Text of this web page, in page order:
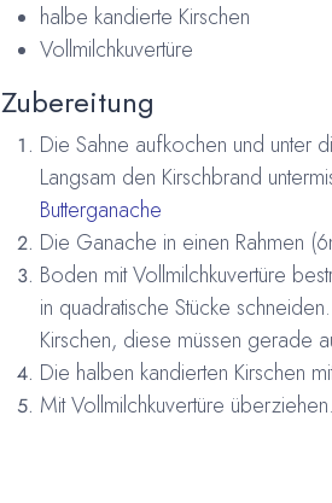
halbe kandierte Kirschen
Vollmilchkuvertüre
Zubereitung
Die Sahne aufkochen und unter
Langsam den Kirschbrand
Butterganache
Die Ganache in einen Rahmen
Boden mit Vollmilchkuvertüre
in quadratische Stücke
Kirschen, diese müssen gerade
Die halben kandierten Kirschen
Mit Vollmilchkuvertüre überziehen.